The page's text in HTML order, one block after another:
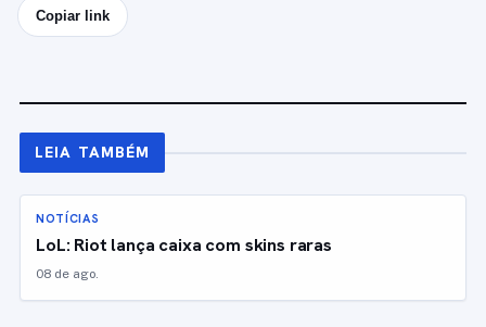
Copiar link
LEIA TAMBÉM
NOTÍCIAS
LoL: Riot lança caixa com skins raras
08 de ago.